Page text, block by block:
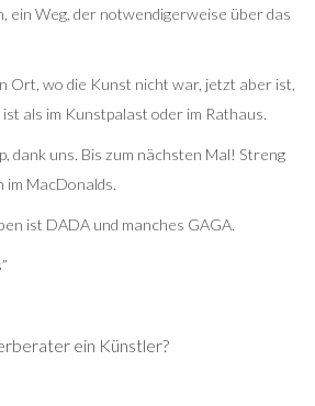
ein Weg, der notwendigerweise über das
Ort, wo die Kunst nicht war, jetzt aber ist,
als im Kunstpalast oder im Rathaus.
dank uns. Bis zum nächsten Mal! Streng
im MacDonalds.
ist DADA und manches GAGA.